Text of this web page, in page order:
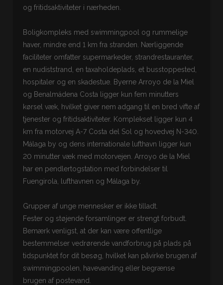
og fritidsaktiviteter i nærheden.
Boligkompleks med swimmingpool og rummelige
haver, mindre end 1 km fra stranden. Nærliggende
faciliteter omfatter supermarkeder, strandrestauranter,
en nudiststrand, en taxaholdeplads, et busstoppested,
hospitaler og en skadestue. Byerne Arroyo de la Miel
og Benalmádena Costa ligger kun fem minutters
kørsel væk, hvilket giver nem adgang til en bred vifte af
tjenester og fritidsaktiviteter. Komplekset ligger kun 4
km fra motorvej A-7 Costa del Sol og hovedvej N-340.
Málaga by og dens internationale lufthavn ligger kun
20 minutter væk med motorvejen. Arroyo de la Miel
har en pendlertogstation med forbindelser til
Fuengirola, lufthavnen og Málaga by.
Grupper af unge mennesker er ikke tilladt.
Fester og støjende forsamlinger er strengt forbudt.
Bemærk venligst, at der kan være offentlige
bestemmelser vedrørende vandforbrug på plads på
tidspunktet for dit besøg, hvilket kan påvirke brugen af
swimmingpoolen, havevanding eller begrænse
brugen af postevand.